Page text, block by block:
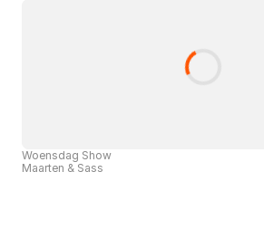
Woensdag Show
Maarten & Sass